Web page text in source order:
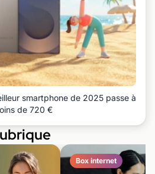
smartphone de 2025 passe à
de 720 €
Box internet